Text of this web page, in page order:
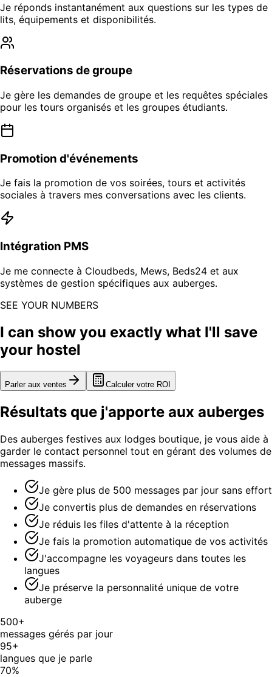
Je réponds instantanément aux questions sur les types de
lits, équipements et disponibilités.
Réservations de groupe
Je gère les demandes de groupe et les requêtes spéciales
pour les tours organisés et les groupes étudiants.
Promotion d'événements
Je fais la promotion de vos soirées, tours et activités
sociales à travers mes conversations avec les clients.
Intégration PMS
Je me connecte à Cloudbeds, Mews, Beds24 et aux
systèmes de gestion spécifiques aux auberges.
SEE YOUR NUMBERS
I can show you exactly what I'll save
your hostel
Parler aux ventes Calculer votre ROI
Résultats que j'apporte aux auberges
Des auberges festives aux lodges boutique, je vous aide à
garder le contact personnel tout en gérant des volumes de
messages massifs.
Je gère plus de 500 messages par jour sans effort
Je convertis plus de demandes en réservations
Je réduis les files d'attente à la réception
Je fais la promotion automatique de vos activités
J'accompagne les voyageurs dans toutes les
langues
Je préserve la personnalité unique de votre
auberge
500+
messages gérés par jour
95+
langues que je parle
70%